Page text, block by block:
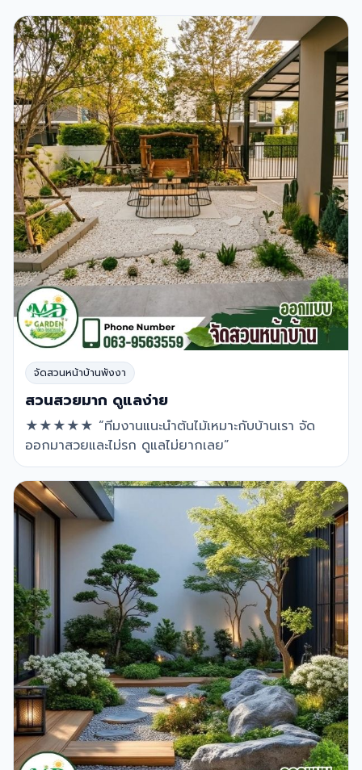
จัดสวนหน้าบ้านพังงา
สวนสวยมาก ดูแลง่าย
★★★★★ “ทีมงานแนะนำต้นไม้เหมาะกับบ้านเรา จัด
ออกมาสวยและไม่รก ดูแลไม่ยากเลย”